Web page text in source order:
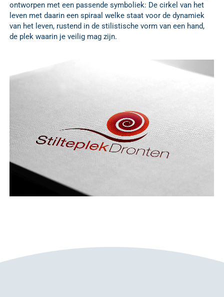
ontworpen met een passende symboliek: De cirkel van het
leven met daarin een spiraal welke staat voor de dynamiek
van het leven, rustend in de stilistische vorm van een hand,
de plek waarin je veilig mag zijn.